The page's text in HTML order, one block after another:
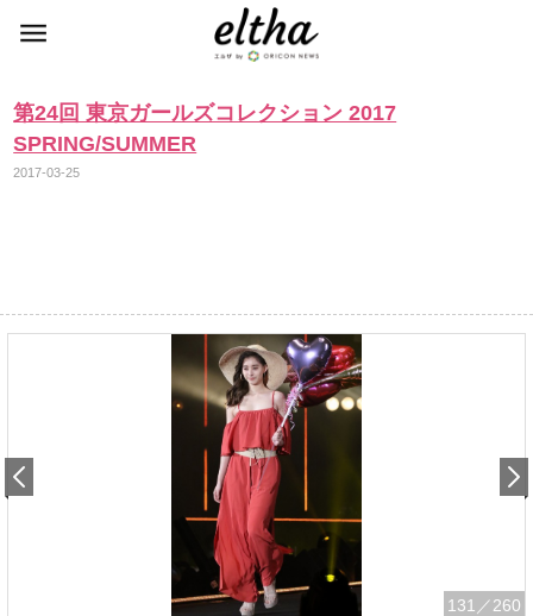
第24回 東京ガールズコレクション 2017
SPRING/SUMMER
2017-03-25
131 ／260